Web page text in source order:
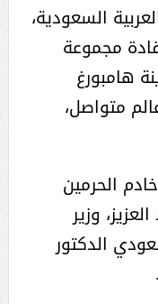
السعودية،
مجموعة
هامبورغ
متواصل،
الحرمين
وزير
الدكتور